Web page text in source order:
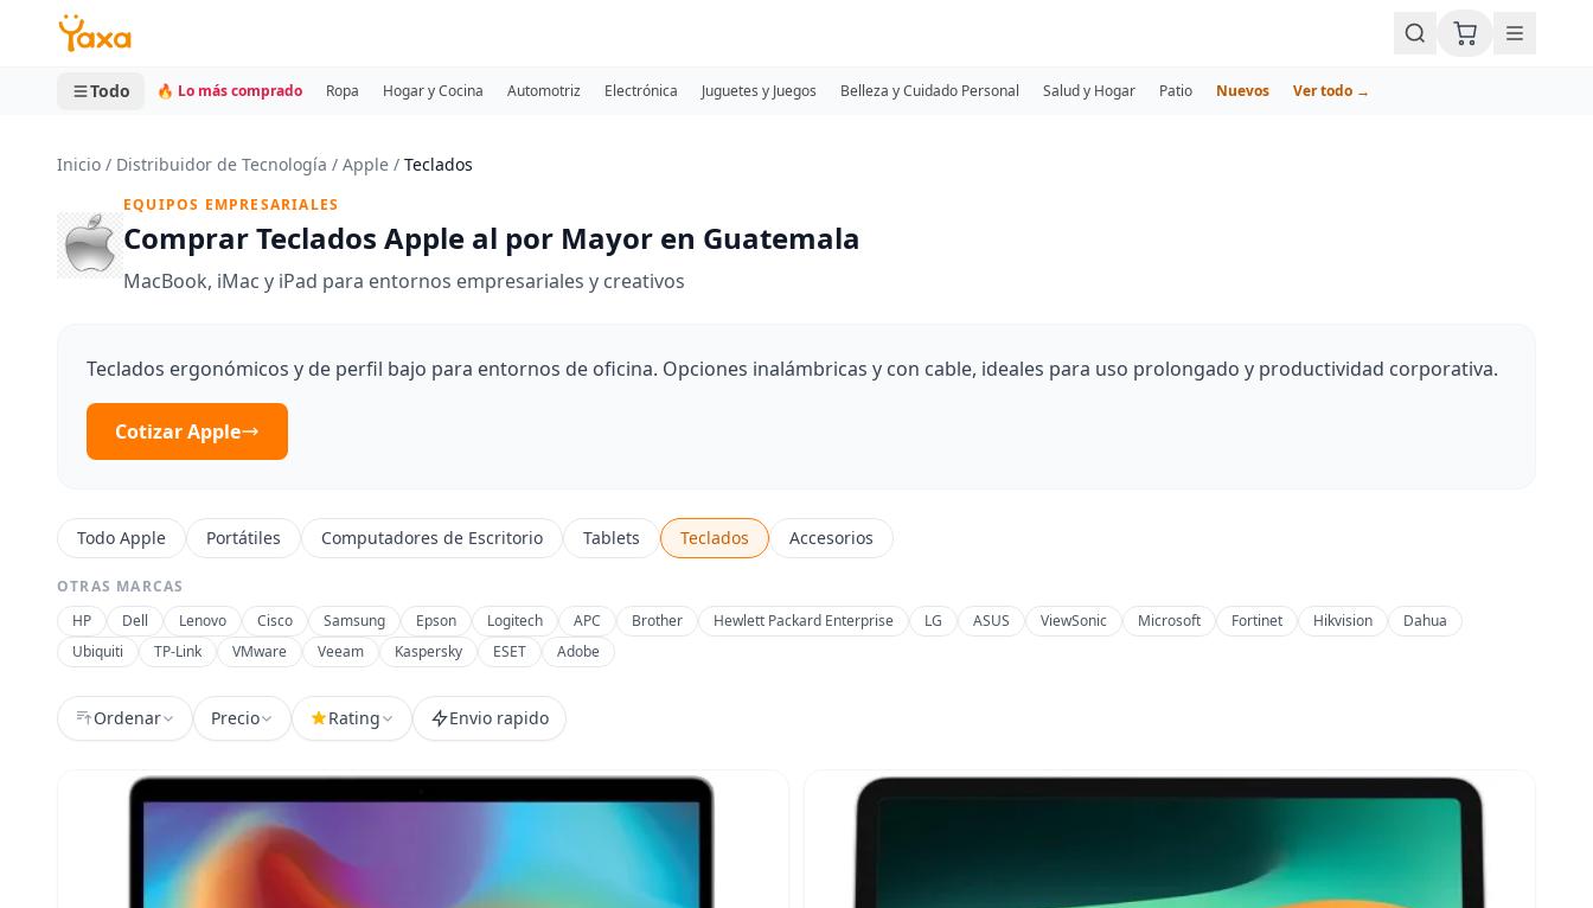
MINI CARRITO
0 productos
Todo 🔥 Lo más comprado Ropa Hogar y Cocina Automotriz Electrónica Juguetes y Juegos Belleza y Cuidado Personal Salud y Hogar Patio Nuevos Ver todo →
Inicio / Distribuidor de Tecnología / Apple / Teclados
EQUIPOS EMPRESARIALES
Comprar Teclados Apple al por Mayor en Guatemala
MacBook, iMac y iPad para entornos empresariales y creativos
Teclados ergonómicos y de perfil bajo para entornos de oficina. Opciones inalámbricas y con cable, ideales para uso prolongado y productividad corporativa.
Cotizar Apple
Todo Apple Portátiles Computadores de Escritorio Tablets Teclados Accesorios
OTRAS MARCAS
HP
Dell Lenovo Cisco Samsung Epson Logitech APC Brother Hewlett Packard Enterprise LG ASUS ViewSonic Microsoft Fortinet Hikvision
Dahua
Ubiquiti
TP-Link VMware Veeam Kaspersky ESET Adobe
Ordenar Precio Rating Envio rapido